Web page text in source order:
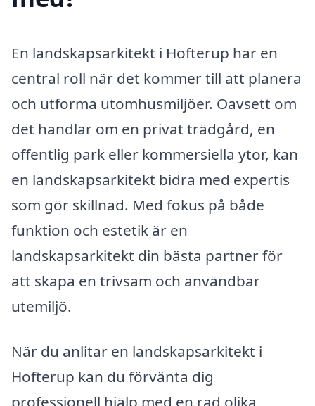
En landskapsarkitekt i Hofterup har en
central roll när det kommer till att planera
och utforma utomhusmiljöer. Oavsett om
det handlar om en privat trädgård, en
offentlig park eller kommersiella ytor, kan
en landskapsarkitekt bidra med expertis
som gör skillnad. Med fokus på både
funktion och estetik är en
landskapsarkitekt din bästa partner för
att skapa en trivsam och användbar
utemiljö.
När du anlitar en landskapsarkitekt i
Hofterup kan du förvänta dig
professionell hjälp med en rad olika